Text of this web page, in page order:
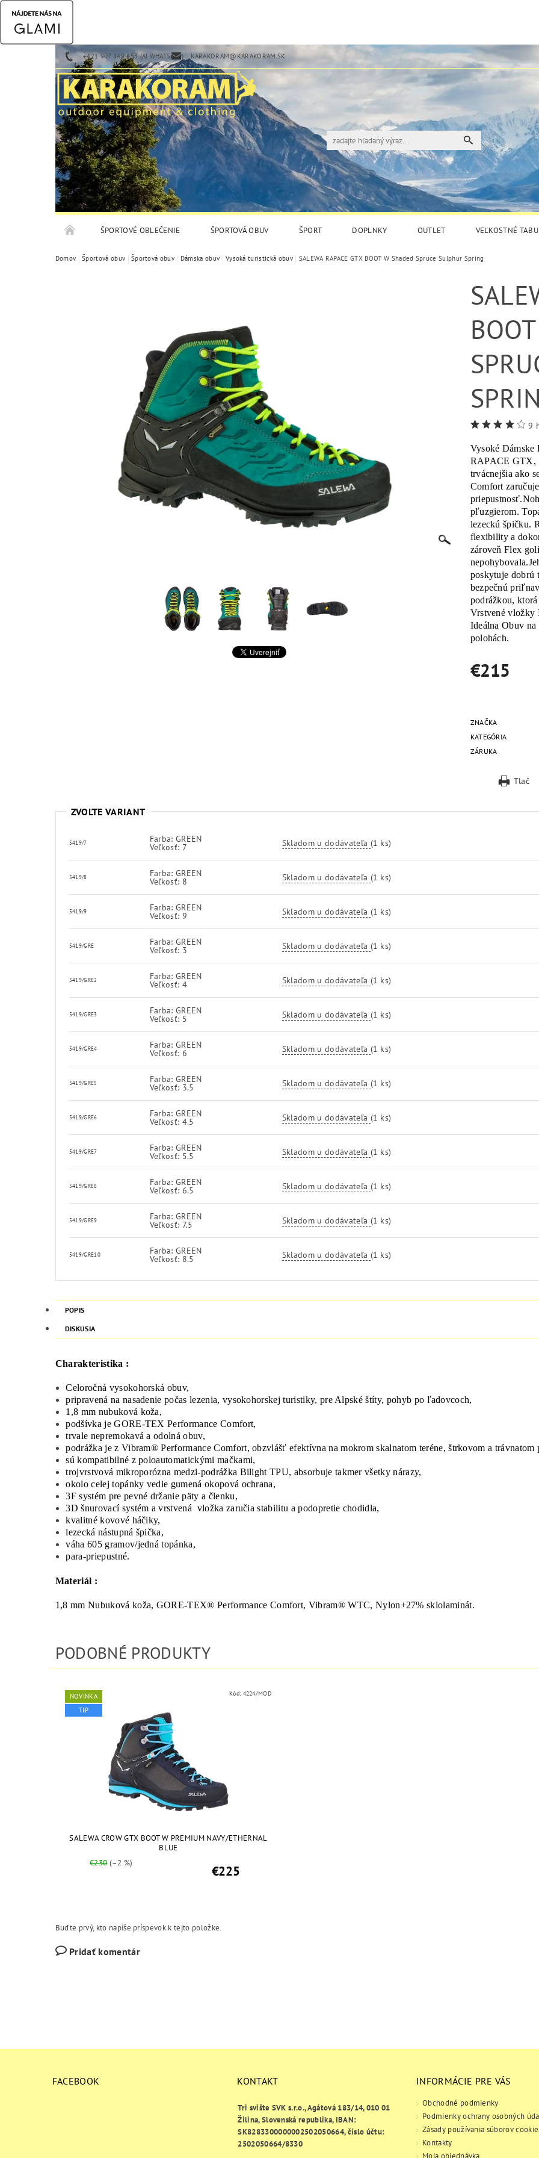
+421 907 849 453 (AJ WHATSAPP) KARAKORAM@KARAKORAM.SK
ŠPORTOVÉ OBLEČENIE ŠPORTOVÁ OBUV ŠPORT DOPLNKY OUTLET VEĽKOSTNÉ
Domov Športová obuv Športová obuv Dámska obuv Vysoká turistická obuv SALEWA RAPACE GTX BOOT W Shaded Spruce Sulphur Spring
9
Vysoké
RAPACE GTX,
trvácnejšia ako
Comfort
pľuzgierom.
lezeckú špičku.
flexibility a
zároveň Flex
poskytuje dobrú
bezpečnú
podrážkou,
Vrstvené vložky
Ideálna Obuv
polohách.
€215
ZNAČKA
KATEGÓRIA
ZÁRUKA
Tlač
ZVOĽTE VARIANT
5419/7 Farba: GREEN
Veľkosť: 7 Skladom u dodávateľa (1 ks)
5419/8 Farba: GREEN
Veľkosť: 8 Skladom u dodávateľa (1 ks)
5419/9 Farba: GREEN
Veľkosť: 9 Skladom u dodávateľa (1 ks)
5419/GRE Farba: GREEN
Veľkosť: 3 Skladom u dodávateľa (1 ks)
5419/GRE2 Farba: GREEN
Veľkosť: 4 Skladom u dodávateľa (1 ks)
5419/GRE3 Farba: GREEN
Veľkosť: 5 Skladom u dodávateľa (1 ks)
5419/GRE4 Farba: GREEN
Veľkosť: 6 Skladom u dodávateľa (1 ks)
5419/GRE5 Farba: GREEN
Veľkosť: 3.5 Skladom u dodávateľa (1 ks)
5419/GRE6 Farba: GREEN
Veľkosť: 4.5 Skladom u dodávateľa (1 ks)
5419/GRE7 Farba: GREEN
Veľkosť: 5.5 Skladom u dodávateľa (1 ks)
5419/GRE8 Farba: GREEN
Veľkosť: 6.5 Skladom u dodávateľa (1 ks)
5419/GRE9 Farba: GREEN
Veľkosť: 7.5 Skladom u dodávateľa (1 ks)
5419/GRE10 Farba: GREEN
Veľkosť: 8.5 Skladom u dodávateľa (1 ks)
POPIS
DISKUSIA
Charakteristika :
Celoročná vysokohorská obuv,
pripravená na nasadenie počas lezenia, vysokohorskej turistiky, pre Alpské štíty, pohyb po ľadovcoch,
1,8 mm nubuková koža,
podšívka je GORE-TEX Performance Comfort,
trvale nepremokavá a odolná obuv,
podrážka je z Vibram® Performance Comfort, obzvlášť efektívna na mokrom skalnatom teréne, štrkovom a trávnatom
sú kompatibilné z poloautomatickými mačkami,
trojvrstvová mikroporózna medzi-podrážka Bilight TPU, absorbuje takmer všetky nárazy,
okolo celej topánky vedie gumená okopová ochrana,
3F systém pre pevné držanie päty a členku,
3D šnurovací systém a vrstvená vložka zaručia stabilitu a podopretie chodidla,
kvalitné kovové háčiky,
lezecká nástupná špička,
váha 605 gramov/jedná topánka,
para-priepustné.
Materiál :
1,8 mm Nubuková koža, GORE-TEX® Performance Comfort, Vibram® WTC, Nylon+27% sklolaminát.
PODOBNÉ PRODUKTY
NOVINKA
TIP
Kód: 4224/MOD
SALEWA CROW GTX BOOT W PREMIUM NAVY/ETHERNAL
BLUE
€230(–2 %)
€225
Buďte prvý, kto napíše príspevok k tejto položke.
Pridať komentár
FACEBOOK KONTAKT
Tri svište SVK s.r.o., Agátová 183/14, 010 01
Žilina, Slovenská republika, IBAN:
SK8283300000002502050664, číslo účtu:
2502050664/8330
INFORMÁCIE PRE VÁS
Obchodné podmienky
Podmienky ochrany osobných
Zásady používania súborov
Kontakty
Moja objednávka